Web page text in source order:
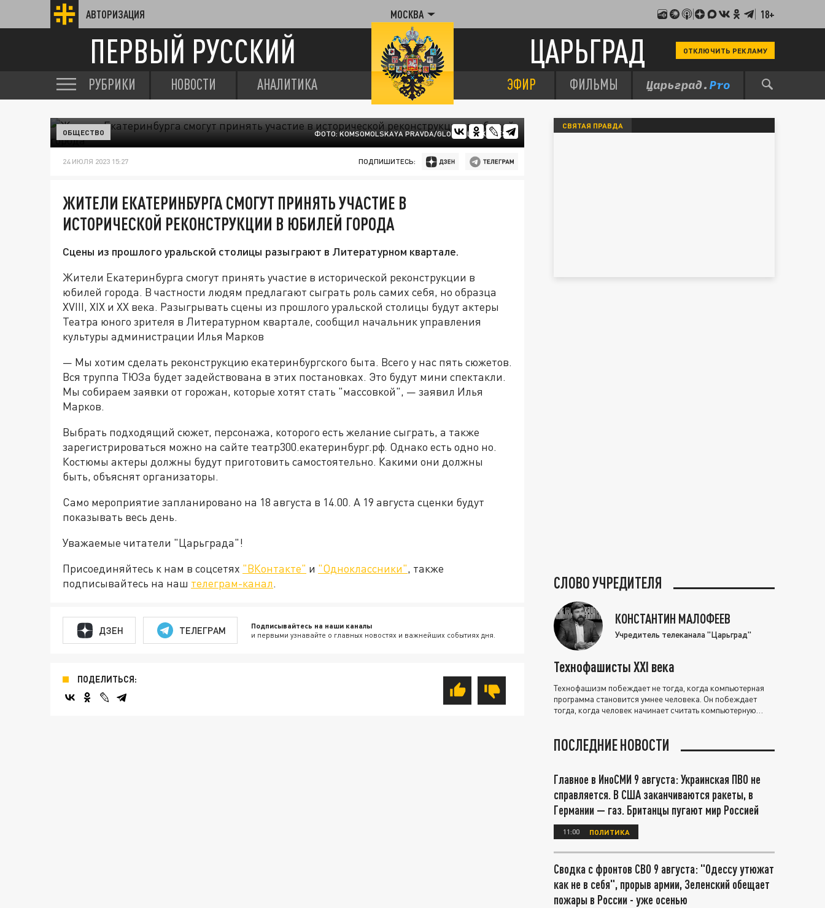
АВТОРИЗАЦИЯ МОСКВА 18+
ПЕРВЫЙ РУССКИЙ ЦАРЬГРАД ОТКЛЮЧИТЬ РЕКЛАМУ
РУБРИКИ НОВОСТИ АНАЛИТИКА ЭФИР ФИЛЬМЫ
ФОТО: KOMSOMOLSKAYA PRAVDA/GLOBAL LOOK PRESS
ОБЩЕСТВО
24 ИЮЛЯ 2023 15:27 ПОДПИШИТЕСЬ:
ЖИТЕЛИ ЕКАТЕРИНБУРГА СМОГУТ ПРИНЯТЬ УЧАСТИЕ В
ИСТОРИЧЕСКОЙ РЕКОНСТРУКЦИИ В ЮБИЛЕЙ ГОРОДА
Сцены из прошлого уральской столицы разыграют в Литературном квартале.
Жители Екатеринбурга смогут принять участие в исторической реконструкции в
юбилей города. В частности людям предлагают сыграть роль самих себя, но образца
XVIII, XIX и XX века. Разыгрывать сцены из прошлого уральской столицы будут актеры
Театра юного зрителя в Литературном квартале, сообщил начальник управления
культуры администрации Илья Марков
— Мы хотим сделать реконструкцию екатеринбургского быта. Всего у нас пять сюжетов.
Вся труппа ТЮЗа будет задействована в этих постановках. Это будут мини спектакли.
Мы собираем заявки от горожан, которые хотят стать "массовкой", — заявил Илья
Марков.
Выбрать подходящий сюжет, персонажа, которого есть желание сыграть, а также
зарегистрироваться можно на сайте театр300.екатеринбург.рф. Однако есть одно но.
Костюмы актеры должны будут приготовить самостоятельно. Какими они должны
быть, объяснят организаторы.
Само мероприятие запланировано на 18 августа в 14.00. А 19 августа сценки будут
показывать весь день.
Уважаемые читатели "Царьграда"!
Присоединяйтесь к нам в соцсетях "ВКонтакте" и "Одноклассники", также
подписывайтесь на наш телеграм-канал.
ДЗЕН ТЕЛЕГРАМ Подписывайтесь на наши каналы
и первыми узнавайте о главных новостях и важнейших событиях дня.
ПОДЕЛИТЬСЯ:
СВЯТАЯ ПРАВДА
СЛОВО УЧРЕДИТЕЛЯ
КОНСТАНТИН МАЛОФЕЕВ
Учредитель телеканала "Царьград"
Технофашисты XXI века
Технофашизм побеждает не тогда, когда компьютерная
программа становится умнее человека. Он побеждает
тогда, когда человек начинает считать компьютерную
ПОСЛЕДНИЕ НОВОСТИ
Главное в ИноСМИ 9 августа: Украинская ПВО не
справляется. В США заканчиваются ракеты, в
Германии — газ. Британцы пугают мир Россией
11:00 ПОЛИТИКА
Сводка с фронтов СВО 9 августа: "Одессу утюжат
как не в себя", прорыв армии, Зеленский обещает
пожары в России - уже осенью